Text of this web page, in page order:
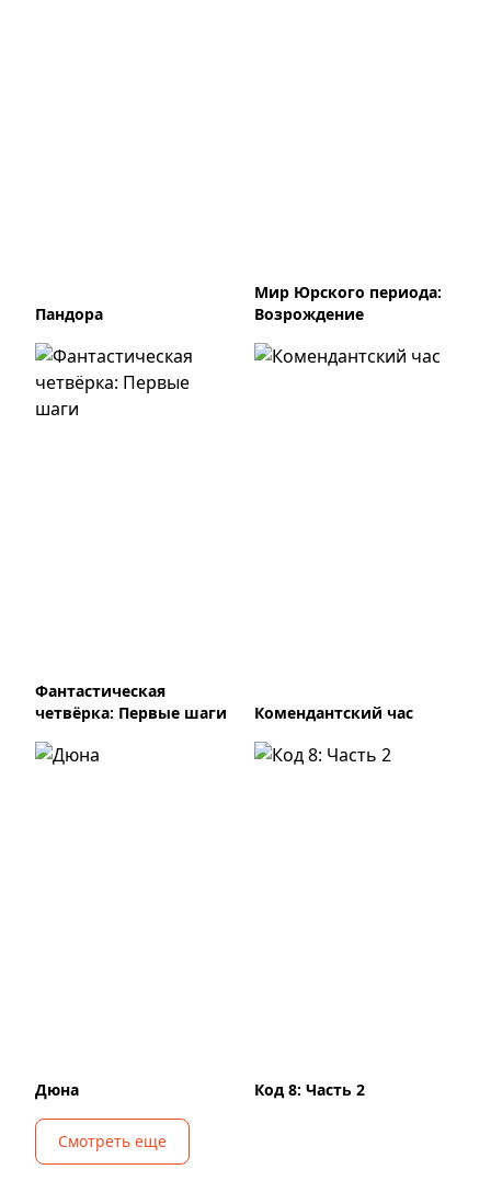
Пандора
Мир Юрского периода:
Возрождение
Фантастическая
четвёрка: Первые шаги
Комендантский час
Дюна Код 8: Часть 2
Смотреть еще